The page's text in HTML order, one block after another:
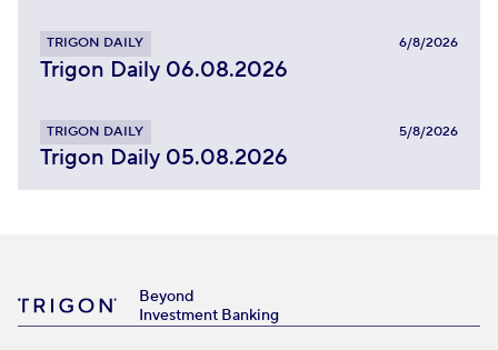
TRIGON DAILY 6/8/2026
Trigon Daily 06.08.2026
TRIGON DAILY 5/8/2026
Trigon Daily 05.08.2026
Beyond
Investment Banking